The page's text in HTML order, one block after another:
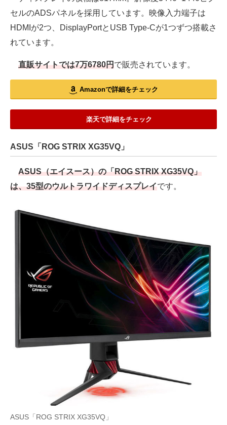
セルのADSパネルを採用しています。映像入力端子は
HDMIが2つ、DisplayPortとUSB Type-Cが1つずつ搭載さ
れています。
直販サイトでは7万6780円で販売されています。
Amazonで詳細をチェック
楽天で詳細をチェック
ASUS「ROG STRIX XG35VQ」
ASUS（エイスース）の「ROG STRIX XG35VQ」
は、35型のウルトラワイドディスプレイです。
ASUS「ROG STRIX XG35VQ」